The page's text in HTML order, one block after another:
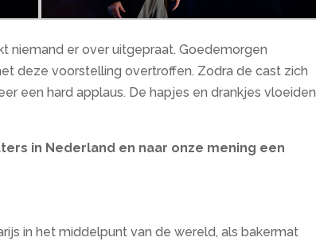
niemand er over uitgepraat. Goedemorgen
deze voorstelling overtroffen. Zodra de cast zich
een hard applaus. De hapjes en drankjes vloeiden
in Nederland en naar onze mening een
in het middelpunt van de wereld, als bakermat